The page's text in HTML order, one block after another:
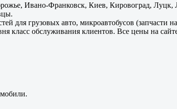
Ивано-Франковск, Киев, Кировоград,
для грузовых авто, микроавтобусов
класс обслуживания клиентов. Все цены на